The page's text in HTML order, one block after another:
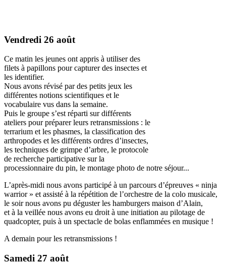
Vendredi 26 août
Ce matin les jeunes ont appris à utiliser des
filets à papillons pour capturer des insectes et
les identifier.
Nous avons révisé par des petits jeux les
différentes notions scientifiques et le
vocabulaire vus dans la semaine.
Puis le groupe s’est réparti sur différents
ateliers pour préparer leurs retransmissions : le
terrarium et les phasmes, la classification des
arthropodes et les différents ordres d’insectes,
les techniques de grimpe d’arbre, le protocole
de recherche participative sur la
processionnaire du pin, le montage photo de notre séjour...
L’après-midi nous avons participé à un parcours d’épreuves « ninja
warrior » et assisté à la répétition de l’orchestre de la colo musicale,
le soir nous avons pu déguster les hamburgers maison d’Alain,
et à la veillée nous avons eu droit à une initiation au pilotage de
quadcopter, puis à un spectacle de bolas enflammées en musique !
A demain pour les retransmissions !
Samedi 27 août